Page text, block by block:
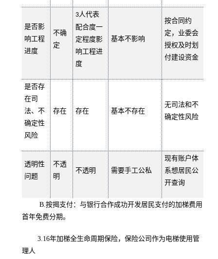
是否影
响工程
进度
不确
定
3人代表
配合度一
定程度影
响工程进
度
基本不影响
按合同约
定，业委会
授权及时划
付建设资金
是否存
在司
法、不
确定性
风险
存在 存在 基本不存在
无司法和不
确定性风险
透明性
问题
不透
明
不透明 需要手工公私
现有账户体
系想居民公
开查询
B.按揭支付：与银行合作成功开发居民支付的加梯费用
首年免费分期。
3.16年加梯全生命周期保险，保险公司作为电梯使用管
理人